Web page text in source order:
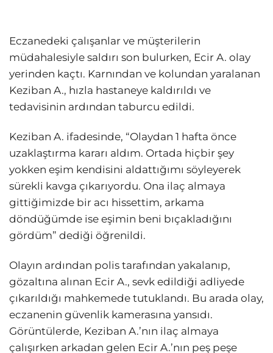
Eczanedeki çalışanlar ve müşterilerin
müdahalesiyle saldırı son bulurken, Ecir A. olay
yerinden kaçtı. Karnından ve kolundan yaralanan
Keziban A., hızla hastaneye kaldırıldı ve
tedavisinin ardından taburcu edildi.
Keziban A. ifadesinde, “Olaydan 1 hafta önce
uzaklaştırma kararı aldım. Ortada hiçbir şey
yokken eşim kendisini aldattığımı söyleyerek
sürekli kavga çıkarıyordu. Ona ilaç almaya
gittiğimizde bir acı hissettim, arkama
döndüğümde ise eşimin beni bıçakladığını
gördüm” dediği öğrenildi.
Olayın ardından polis tarafından yakalanıp,
gözaltına alınan Ecir A., sevk edildiği adliyede
çıkarıldığı mahkemede tutuklandı. Bu arada olay,
eczanenin güvenlik kamerasına yansıdı.
Görüntülerde, Keziban A.’nın ilaç almaya
çalışırken arkadan gelen Ecir A.’nın peş peşe